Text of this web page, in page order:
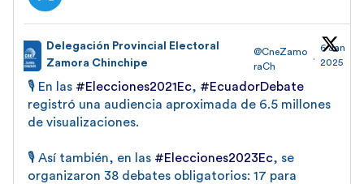
Delegación Provincial Electoral
Zamora Chinchipe
@CneZamo
raCh
·
6 Jan
2025
🎙️ En las #Elecciones2021Ec, #EcuadorDebate
registró una audiencia aproximada de 6.5 millones
de visualizaciones.
🎙️ Así también, en las #Elecciones2023Ec, se
organizaron 38 debates obligatorios: 17 para